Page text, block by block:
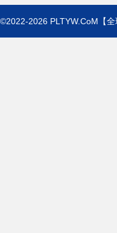
©2022-2026 PLTYW.CoM 【